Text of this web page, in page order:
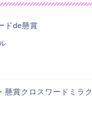
ドde懸賞
懸賞クロスワードミラク